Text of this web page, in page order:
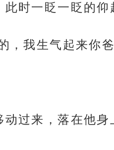
此时一眨一眨的
，我生气起来你
过来，落在他